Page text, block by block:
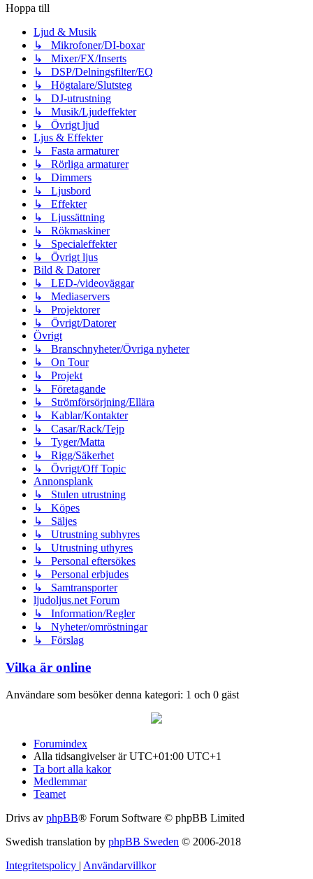
Hoppa till
Ljud & Musik
↳ Mikrofoner/DI-boxar
↳ Mixer/FX/Inserts
↳ DSP/Delningsfilter/EQ
↳ Högtalare/Slutsteg
↳ DJ-utrustning
↳ Musik/Ljudeffekter
↳ Övrigt ljud
Ljus & Effekter
↳ Fasta armaturer
↳ Rörliga armaturer
↳ Dimmers
↳ Ljusbord
↳ Effekter
↳ Ljussättning
↳ Rökmaskiner
↳ Specialeffekter
↳ Övrigt ljus
Bild & Datorer
↳ LED-/videoväggar
↳ Mediaservers
↳ Projektorer
↳ Övrigt/Datorer
Övrigt
↳ Branschnyheter/Övriga nyheter
↳ On Tour
↳ Projekt
↳ Företagande
↳ Strömförsörjning/Ellära
↳ Kablar/Kontakter
↳ Casar/Rack/Tejp
↳ Tyger/Matta
↳ Rigg/Säkerhet
↳ Övrigt/Off Topic
Annonsplank
↳ Stulen utrustning
↳ Köpes
↳ Säljes
↳ Utrustning subhyres
↳ Utrustning uthyres
↳ Personal eftersökes
↳ Personal erbjudes
↳ Samtransporter
ljudoljus.net Forum
↳ Information/Regler
↳ Nyheter/omröstningar
↳ Förslag
Vilka är online
Användare som besöker denna kategori: 1 och 0 gäst
Forumindex
Alla tidsangivelser är UTC+01:00 UTC+1
Ta bort alla kakor
Medlemmar
Teamet
Drivs av phpBB® Forum Software © phpBB Limited
Swedish translation by phpBB Sweden © 2006-2018
Integritetspolicy | Användarvillkor